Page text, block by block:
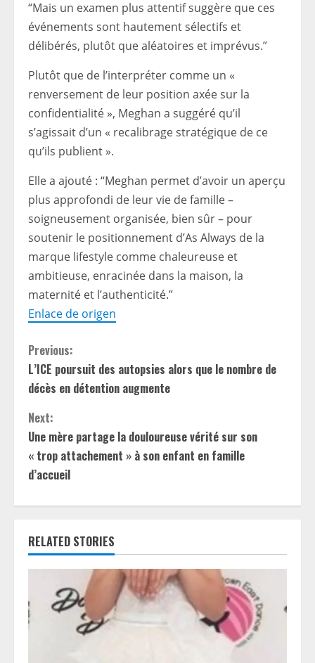
“Mais un examen plus attentif suggère que ces
événements sont hautement sélectifs et
délibérés, plutôt que aléatoires et imprévus.”
Plutôt que de l’interpréter comme un «
renversement de leur position axée sur la
confidentialité », Meghan a suggéré qu’il
s’agissait d’un « recalibrage stratégique de ce
qu’ils publient ».
Elle a ajouté : “Meghan permet d’avoir un aperçu
plus approfondi de leur vie de famille –
soigneusement organisée, bien sûr – pour
soutenir le positionnement d’As Always de la
marque lifestyle comme chaleureuse et
ambitieuse, enracinée dans la maison, la
maternité et l’authenticité.”
Enlace de origen
C
o
n
t
i
n
u
e
e
Previous:
L’ICE poursuit des autopsies alors que le nombre de
décès en détention augmente
Next:
Une mère partage la douloureuse vérité sur son
« trop attachement » à son enfant en famille
d’accueil
RELATED STORIES